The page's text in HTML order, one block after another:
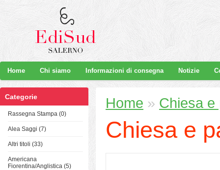
Home Chi siamo Informazioni di consegna Notizie
Categorie
Rassegna Stampa (0)
Alea Saggi (7)
Altri titoli (33)
Americana
Fiorentina/Anglistica (5)
Home » Chiesa e
Chiesa e